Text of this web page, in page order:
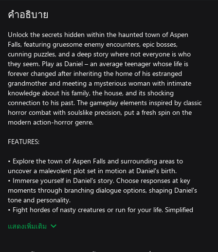
คำอธิบาย
Unlock the secrets hidden within the haunted town of Aspen
Falls, featuring gruesome enemy encounters, epic bosses,
cunning puzzles, and a deep story where not everyone is who
they seem. Play as Daniel – an average teenager whose life is
forever changed after inheriting the home of his estranged
grandmother and meeting a mysterious woman with intimate
knowledge about his family, the house, and its shocking
connection to his past. The gameplay elements inspired by classic
horror combat with soulslike precision, put a fresh spin on the
modern action-horror genre.
FEATURES:
• Explore the town of Aspen Falls and surrounding areas to
uncover a malevolent plot set in motion at Daniel's birth.
• Immerse yourself in Daniel's story. Choose responses at key
moments through branching dialogue options, shaping Daniel's
tone and personality.
• Fight hordes of nasty creatures or run for your life. Simplified
combat tactics and resource management.
แสดงเพิ่มเติม